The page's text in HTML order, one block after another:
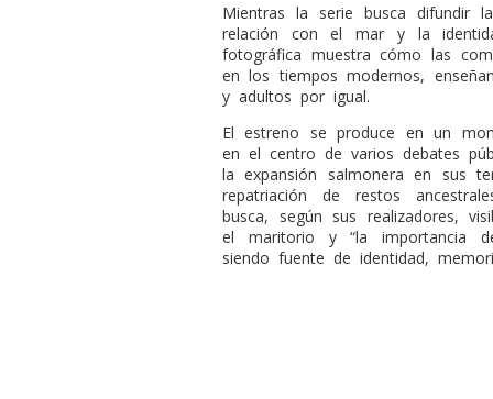
Mientras la serie busca difundir
relación con el mar y la
fotográfica muestra cómo las
en los tiempos modernos,
y adultos por igual.
El estreno se produce en un
en el centro de varios debates
la expansión salmonera en sus
repatriación de restos
busca, según sus realizadores,
el maritorio y “la importancia
siendo fuente de identidad,